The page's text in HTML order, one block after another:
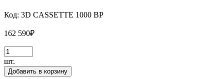
Код: 3D CASSETTE 1000 BP
162 590₽
шт.
Добавить в корзину